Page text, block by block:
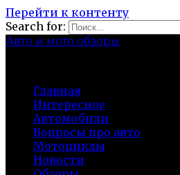
Перейти к контенту
Search for:
Авто и мото обзоры
Главная
Интересное
Автомобили
Вопросы про авто
Мотоциклы
Новости